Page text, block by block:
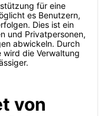
für eine
es Benutzern,
Dies ist ein
und Privatpersonen,
abwickeln. Durch
die Verwaltung
von